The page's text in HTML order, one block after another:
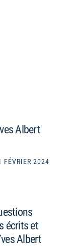
Albert
FÉVRIER 2024
écrits et
Albert